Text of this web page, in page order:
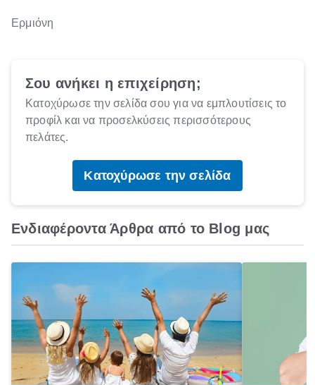
Ερμιόνη
Σου ανήκει η επιχείρηση;
Κατοχύρωσε την σελίδα σου για να εμπλουτίσεις το
προφίλ και να προσελκύσεις περισσότερους
πελάτες.
Κατοχύρωσε την σελίδα
Ενδιαφέροντα Άρθρα από το Blog μας